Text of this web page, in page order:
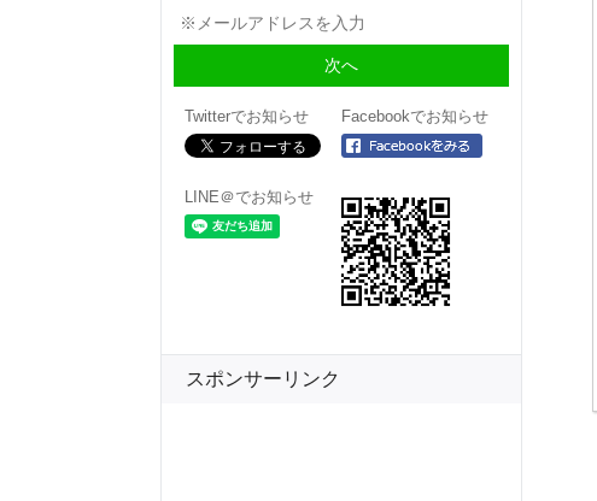
Twitterでお知らせ Facebookでお知らせ
LINE＠でお知らせ
スポンサーリンク